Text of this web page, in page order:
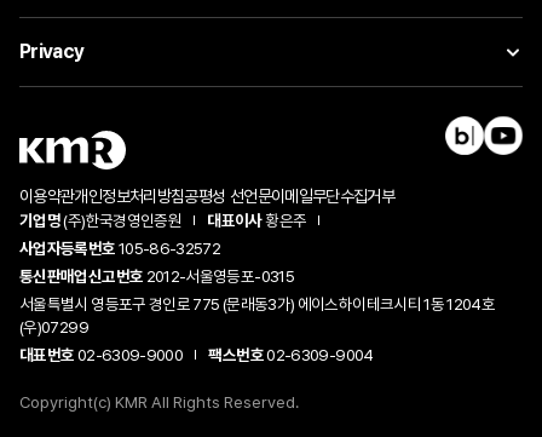
Privacy
이용약관개인정보처리방침공평성 선언문이메일무단수집거부
기업명(주)한국경영인증원 대표이사황은주
사업자등록번호105-86-32572
통신판매업신고번호 2012-서울영등포-0315
서울특별시 영등포구 경인로 775 (문래동3가) 에이스하이테크시티 1동 1204호
(우)07299
대표번호02-6309-9000 팩스번호02-6309-9004
Copyright(c) KMR All Rights Reserved.